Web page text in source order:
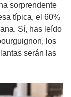
sorprendente
típica, el 60%
Sí, has leído
los
serán las